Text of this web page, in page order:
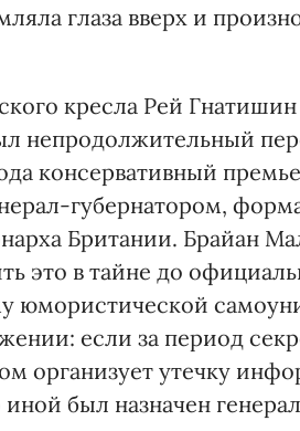
глаза вверх и
кресла Рей
непродолжительный
консервативный
губернатором,
Британии. Брайан
это в тайне до
юмористической
если за период
организует утечку
был назначен